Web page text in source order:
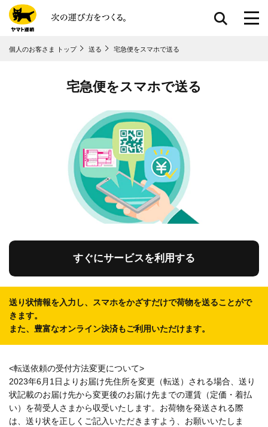
ページ本⽂に移動
個人のお客さま トップ 送る 宅急便をスマホで送る
宅急便をスマホで送る
すぐにサービスを利用する
送り状情報を入力し、スマホをかざすだけで荷物を送ることがで
きます。
また、豊富なオンライン決済もご利用いただけます。
<転送依頼の受付方法変更について>
2023年6月1日よりお届け先住所を変更（転送）される場合、送り
状記載のお届け先から変更後のお届け先までの運賃（定価・着払
い）を荷受人さまから収受いたします。お荷物を発送される際
は、送り状を正しくご記入いただきますよう、お願いいたしま